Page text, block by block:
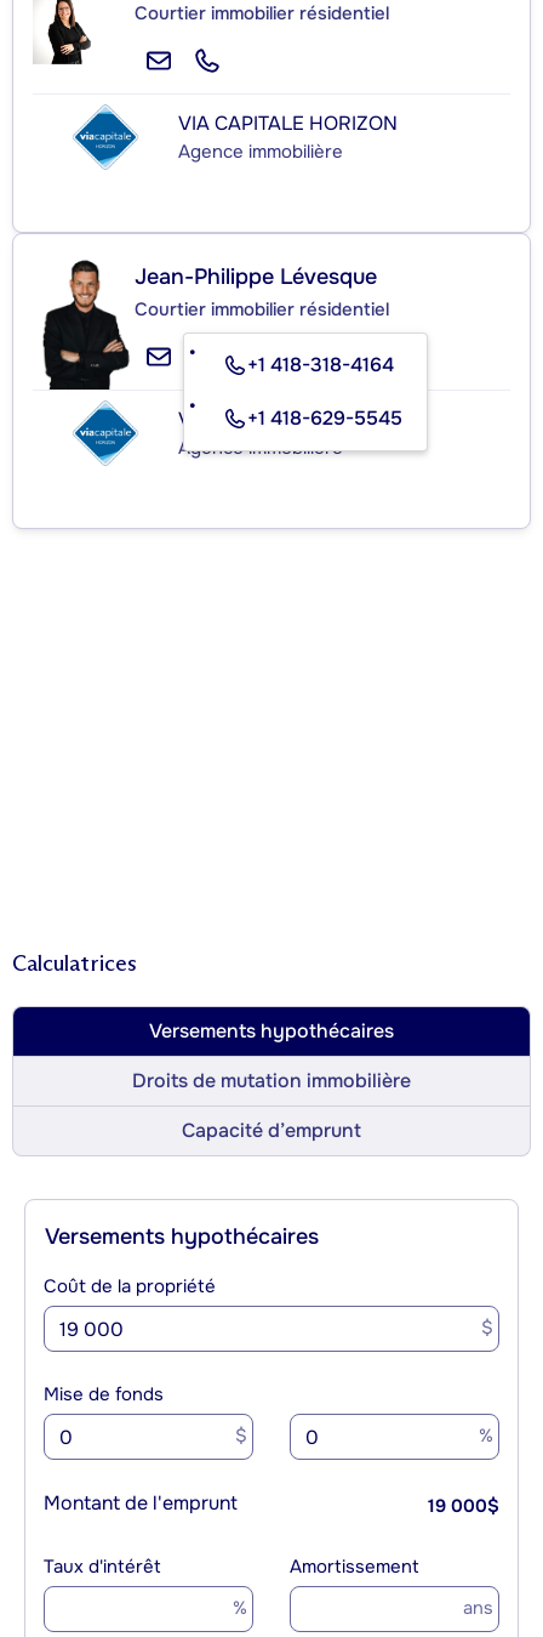
Courtier immobilier résidentiel
VIA CAPITALE HORIZON
Agence immobilière
Jean-Philippe Lévesque
Courtier immobilier résidentiel
+1 418-318-4164
+1 418-629-5545
VIA CAPITALE HORIZON
Agence immobilière
Calculatrices
Versements hypothécaires
Droits de mutation immobilière
Capacité d’emprunt
Versements hypothécaires
Coût de la propriété
$
Mise de fonds
$ %
Montant de l'emprunt 19 000$
Taux d'intérêt
%
Amortissement
ans